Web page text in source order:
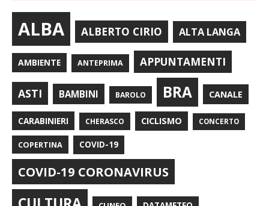
ALBA ALBERTO CIRIO ALTA LANGA
AMBIENTE ANTEPRIMA APPUNTAMENTI
ASTI BAMBINI BAROLO BRA CANALE
CARABINIERI CHERASCO CICLISMO CONCERTO
COPERTINA COVID-19
COVID-19 CORONAVIRUS